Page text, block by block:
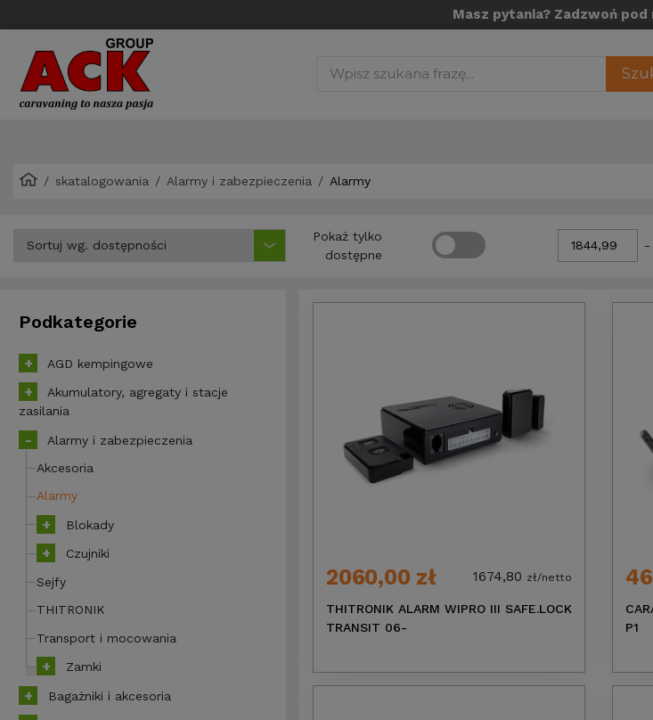
Masz pytania? Zadzwoń pod
skatalogowania Alarmy i zabezpieczenia Alarmy
Pokaż tylko
dostępne
-
Podkategorie
AGD kempingowe
Akumulatory, agregaty i stacje
zasilania
Alarmy i zabezpieczenia
Akcesoria
Alarmy
Blokady
Czujniki
Sejfy
THITRONIK
Transport i mocowania
Zamki
Bagażniki i akcesoria
2060,00 zł 1674,80 zł/netto
THITRONIK ALARM WIPRO III SAFE.LOCK
TRANSIT 06-
P1